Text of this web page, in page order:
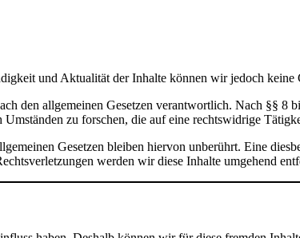
und Aktualität der Inhalte können wir jedoch keine
den allgemeinen Gesetzen verantwortlich. Nach §§ 8
zu forschen, die auf eine rechtswidrige
Gesetzen bleiben hiervon unberührt. Eine
werden wir diese Inhalte umgehend